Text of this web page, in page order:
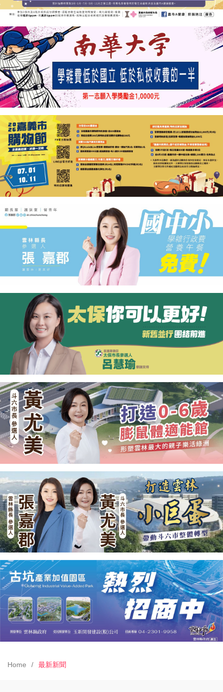
Home 最新新聞